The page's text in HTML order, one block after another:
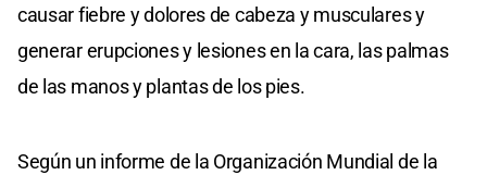
causar fiebre y dolores de cabeza y musculares y
generar erupciones y lesiones en la cara, las palmas
de las manos y plantas de los pies.
Según un informe de la Organización Mundial de la